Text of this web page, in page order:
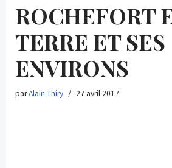
ROCHEFORT
TERRE ET SES
ENVIRONS
parAlain Thiry 27 avril 2017